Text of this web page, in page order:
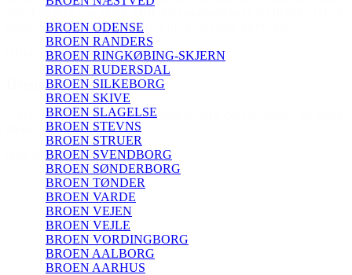
glade og taknemmelige for jeres hjælp. Af hele hjertet tak.”
(Hilsen til BROEN Lyngby-Taarbæk)
Dreng 11 år
“Min sygdom er ikke nem at håndtere, men det kan karate. Så mega
meget glad for hjælpen.”
(Om støtte fra BROEN)
BROEN ODENSE
BROEN RANDERS
BROEN RINGKØBING-SKJERN
BROEN RUDERSDAL
BROEN SILKEBORG
BROEN SKIVE
BROEN SLAGELSE
BROEN STEVNS
BROEN STRUER
BROEN SVENDBORG
BROEN SØNDERBORG
BROEN TØNDER
BROEN VARDE
BROEN VEJEN
BROEN VEJLE
BROEN VORDINGBORG
BROEN AALBORG
BROEN AARHUS